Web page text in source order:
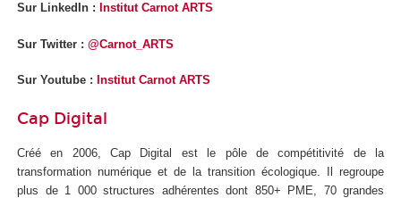
Sur LinkedIn : Institut Carnot ARTS
Sur Twitter : @Carnot_ARTS
Sur Youtube : Institut Carnot ARTS
Cap Digital
Créé en 2006, Cap Digital est le pôle de compétitivité de la
transformation numérique et de la transition écologique. Il regroupe
plus de 1 000 structures adhérentes dont 850+ PME, 70 grandes